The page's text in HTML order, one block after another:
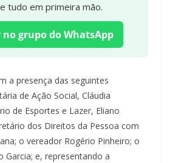
tudo em primeira mão.
grupo do WhatsApp
a presença das seguintes
de Ação Social, Cláudia
de Esportes e Lazer, Eliano
dos Direitos da Pessoa com
o vereador Rogério Pinheiro; o
Garcia; e, representando a